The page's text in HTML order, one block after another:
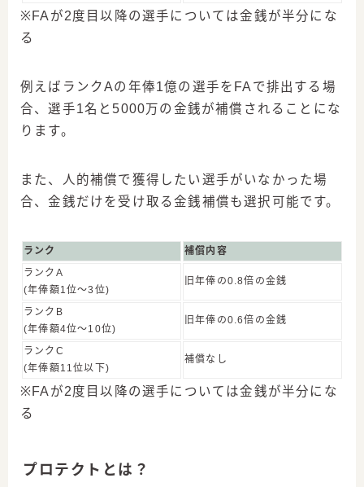
※FAが2度目以降の選手については金銭が半分にな
る
例えばランクAの年俸1億の選手をFAで排出する場
合、選手1名と5000万の金銭が補償されることにな
ります。
また、人的補償で獲得したい選手がいなかった場
合、金銭だけを受け取る金銭補償も選択可能です。
ランク
補償内容
ランクA
(年俸額1位〜3位)
旧年俸の0.8倍の金銭
ランクB
(年俸額4位〜10位)
旧年俸の0.6倍の金銭
ランクC
(年俸額11位以下)
補償なし
※FAが2度目以降の選手については金銭が半分にな
る
プロテクトとは？